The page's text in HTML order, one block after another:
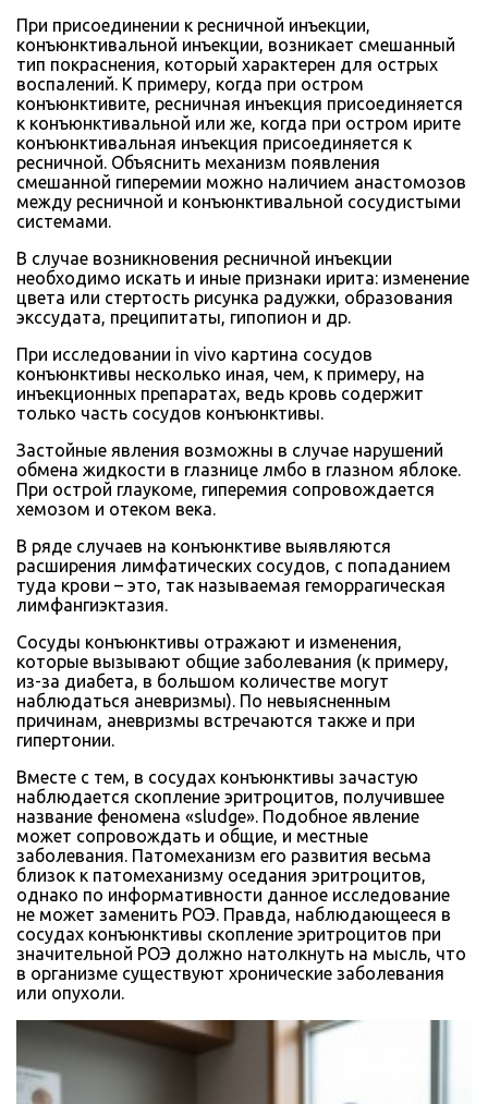
При присоединении к ресничной инъекции,
конъюнктивальной инъекции, возникает смешанный
тип покраснения, который характерен для острых
воспалений. К примеру, когда при остром
конъюнктивите, ресничная инъекция присоединяется
к конъюнктивальной или же, когда при остром ирите
конъюнктивальная инъекция присоединяется к
ресничной. Объяснить механизм появления
смешанной гиперемии можно наличием анастомозов
между ресничной и конъюнктивальной сосудистыми
системами.
В случае возникновения ресничной инъекции
необходимо искать и иные признаки ирита: изменение
цвета или стертость рисунка радужки, образования
экссудата, преципитаты, гипопион и др.
При исследовании in vivo картина сосудов
конъюнктивы несколько иная, чем, к примеру, на
инъекционных препаратах, ведь кровь содержит
только часть сосудов конъюнктивы.
Застойные явления возможны в случае нарушений
обмена жидкости в глазнице лмбо в глазном яблоке.
При острой глаукоме, гиперемия сопровождается
хемозом и отеком века.
В ряде случаев на конъюнктиве выявляются
расширения лимфатических сосудов, с попаданием
туда крови – это, так называемая геморрагическая
лимфангиэктазия.
Сосуды конъюнктивы отражают и изменения,
которые вызывают общие заболевания (к примеру,
из-за диабета, в большом количестве могут
наблюдаться аневризмы). По невыясненным
причинам, аневризмы встречаются также и при
гипертонии.
Вместе с тем, в сосудах конъюнктивы зачастую
наблюдается скопление эритроцитов, получившее
название феномена «sludge». Подобное явление
может сопровождать и общие, и местные
заболевания. Патомеханизм его развития весьма
близок к патомеханизму оседания эритроцитов,
однако по информативности данное исследование
не может заменить РОЭ. Правда, наблюдающееся в
сосудах конъюнктивы скопление эритроцитов при
значительной РОЭ должно натолкнуть на мысль, что
в организме существуют хронические заболевания
или опухоли.